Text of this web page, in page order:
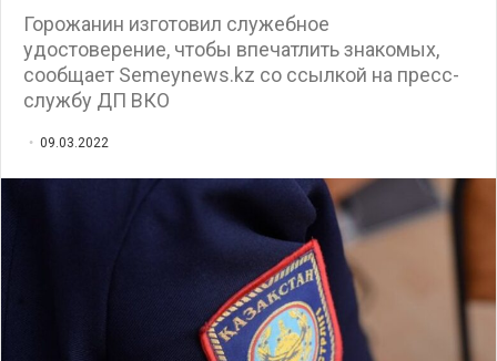
Горожанин изготовил служебное
удостоверение, чтобы впечатлить знакомых,
сообщает Semeynews.kz со ссылкой на пресс-
службу ДП ВКО
09.03.2022